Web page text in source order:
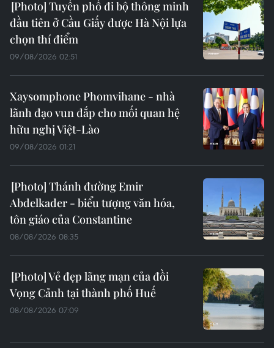
Tuyến phố đi bộ thông minh
đầu tiên ở Cầu Giấy được Hà Nội lựa
chọn thí điểm
09/08/2026 02:51
Xaysomphone Phomvihane - nhà
lãnh đạo vun đắp cho mối quan hệ
hữu nghị Việt-Lào
09/08/2026 01:21
Thánh đường Emir
Abdelkader - biểu tượng văn hóa,
tôn giáo của Constantine
08/08/2026 08:35
Vẻ đẹp lãng mạn của đồi
Vọng Cảnh tại thành phố Huế
08/08/2026 07:09